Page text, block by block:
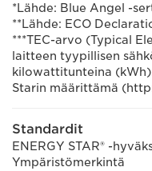
*Lähde: Blue Angel -
**Lähde: ECO
***TEC-arvo (Typical
laitteen tyypillisen
kilowattitunteina
Starin määrittämä
Standardit
ENERGY STAR® -
Ympäristömerkintä